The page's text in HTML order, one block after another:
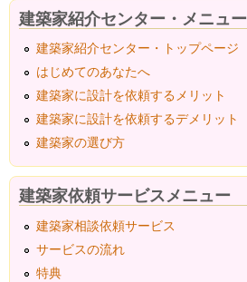
建築家紹介センター・メニュー
建築家紹介センター・トップページ
はじめてのあなたへ
建築家に設計を依頼するメリット
建築家に設計を依頼するデメリット
建築家の選び方
建築家依頼サービスメニュー
建築家相談依頼サービス
サービスの流れ
特典